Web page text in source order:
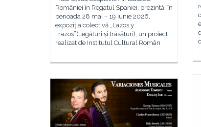
României în Regatul Spaniei, prezintă, în
perioada 28 mai – 19 iunie 2026,
expoziția colectivă „Lazos y
Trazos”(Legături și trăsături), un proiect
realizat de Institutul Cultural Român